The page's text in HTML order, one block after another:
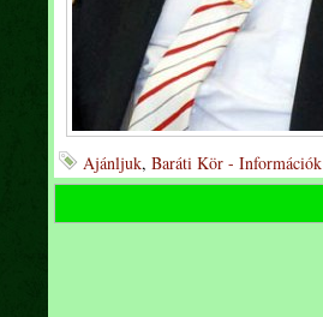
Ajánljuk, Baráti Kör - Információk